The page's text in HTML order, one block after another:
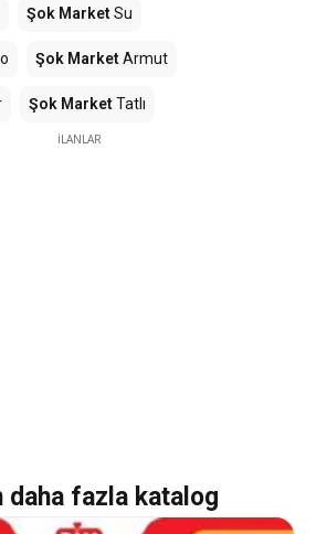
Şok MarketSu
Şok MarketArmut
Şok MarketTatlı
İLANLAR
daha fazla katalog